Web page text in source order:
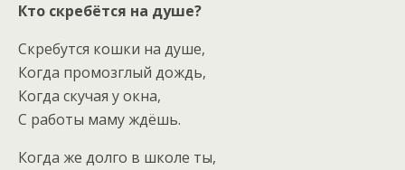
Кто скребётся на душе?
Скребутся кошки на душе,
Когда промозглый дождь,
Когда скучая у окна,
С работы маму ждёшь.
Когда же долго в школе ты,